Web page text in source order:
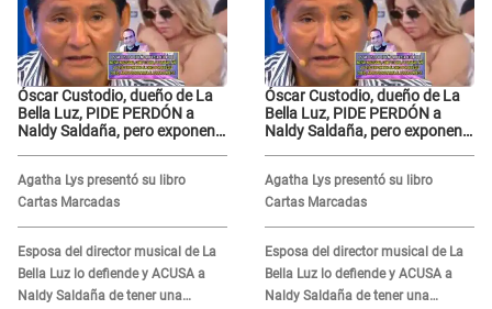
Óscar Custodio, dueño de La
Bella Luz, PIDE PERDÓN a
Naldy Saldaña, pero exponen
grabar"
Agatha Lys presentó su libro
Cartas Marcadas
Esposa del director musical de La
Bella Luz lo defiende y ACUSA a
Naldy Saldaña de tener una
Óscar Custodio, dueño de La
Bella Luz, PIDE PERDÓN a
Naldy Saldaña, pero exponen
grabar"
Agatha Lys presentó su libro
Cartas Marcadas
Esposa del director musical de La
Bella Luz lo defiende y ACUSA a
Naldy Saldaña de tener una